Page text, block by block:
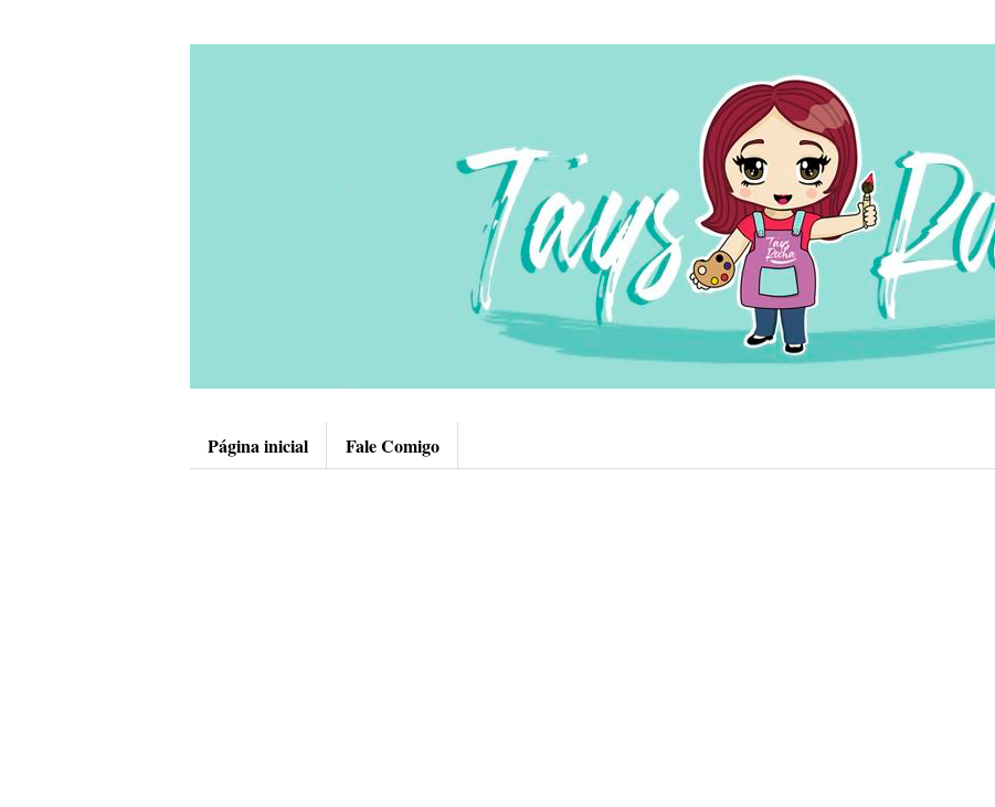
Página inicial Fale Comigo